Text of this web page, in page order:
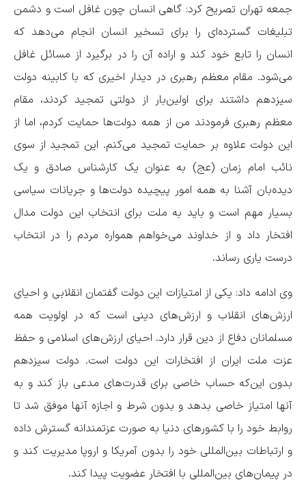
جمعه تهران تصریح کرد: گاهی انسان چون غافل است و دشمن
تبلیغات گسترده‌ای را برای تسخیر انسان انجام می‌دهد که
انسان را تابع خود کند و اراده آن را در برگیرد از مسائل غافل
می‌شود. مقام معظم رهبری در دیدار اخیری که با کابینه دولت
سیزدهم داشتند برای اولین‌بار از دولتی تمجید کردند، مقام
معظم رهبری فرمودند من از همه دولت‌ها حمایت کردم، اما از
این دولت علاوه بر حمایت تمجید می‌کنم. این تمجید از سوی
نائب امام زمان (عج) به عنوان یک کارشناس صادق و یک
دیده‌بان آشنا به همه امور پیچیده دولت‌ها و جریانات سیاسی
بسیار مهم است و باید به ملت برای انتخاب این دولت مدال
افتخار داد و از خداوند می‌خواهم همواره مردم را در انتخاب
درست یاری رساند.
وی ادامه داد: یکی از امتیازات این دولت گفتمان انقلابی و احیای
ارزش‌های انقلاب و ارزش‌های دینی است که در اولویت همه
مسلمانان دفاع از دین قرار دارد. احیای ارزش‌های اسلامی و حفظ
عزت ملت ایران از افتخارات این دولت است. دولت سیزدهم
بدون این‌که حساب خاصی برای قدرت‌های مدعی باز کند و به
آنها امتیاز خاصی بدهد و بدون شرط و اجازه آنها موفق شد تا
روابط خود را با کشورهای دنیا به صورت عزتمندانه گسترش داده
و ارتباطات بین‌المللی خود را بدون آمریکا و اروپا مدیریت کند و
در پیمان‌های بین‌المللی با افتخار عضویت پیدا کند.